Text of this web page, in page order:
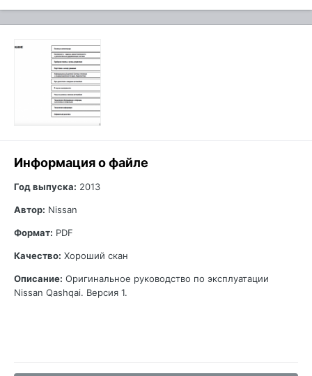
Информация о файле
Год выпуска: 2013
Автор: Nissan
Формат: PDF
Качество: Хороший скан
Описание: Оригинальное руководство по эксплуатации
Nissan Qashqai. Версия 1.